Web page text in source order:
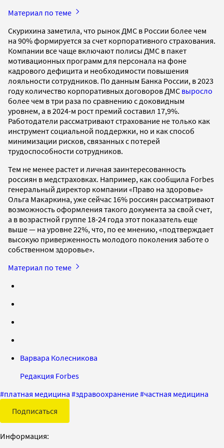
Материал по теме
Скурихина заметила, что рынок ДМС в России более чем
на 90% формируется за счет корпоративного страхования.
Компании все чаще включают полисы ДМС в пакет
мотивационных программ для персонала на фоне
кадрового дефицита и необходимости повышения
лояльности сотрудников. По данным Банка России, в 2023
году количество корпоративных договоров ДМС выросло
более чем в три раза по сравнению с доковидным
уровнем, а в 2024-м рост премий составил 17,9%.
Работодатели рассматривают страхование не только как
инструмент социальной поддержки, но и как способ
минимизации рисков, связанных с потерей
трудоспособности сотрудников.
Тем не менее растет и личная заинтересованность
россиян в медстраховках. Например, как сообщила Forbes
генеральный директор компании «Право на здоровье»
Ольга Макаркина, уже сейчас 16% россиян рассматривают
возможность оформления такого документа за свой счет,
а в возрастной группе 18-24 года этот показатель еще
выше — на уровне 22%, что, по ее мнению, «подтверждает
высокую приверженность молодого поколения заботе о
собственном здоровье».
Материал по теме
Варвара Колесникова
Редакция Forbes
#платная медицина #здравоохранение#частная медицина
Подписаться
Информация: